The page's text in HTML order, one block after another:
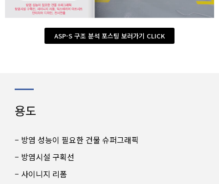
ASP-S 구조 분석 포스팅 보러가기 CLICK
용도
– 방염 성능이 필요한 건물 슈퍼그래픽
– 방염시설 구획선
– 사이니지 리폼